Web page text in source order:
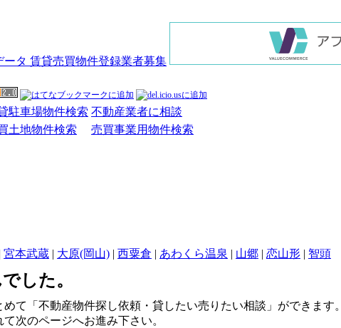
駐車場物件検索 不動産業者に相談
土地物件検索 売買事業用物件検索
宮本武蔵 | 大原(岡山) | 西粟倉 | あわくら温泉 | 山郷 | 恋山形 | 智頭
した。
て「不動産物件探し依頼・貸したい売りたい相談」ができます。
次のページへお進み下さい。